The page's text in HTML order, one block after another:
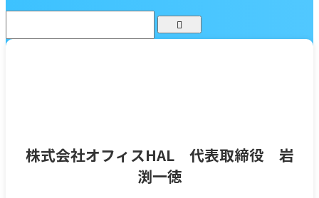
株式会社オフィスHAL 代表取締役 岩
渕一徳